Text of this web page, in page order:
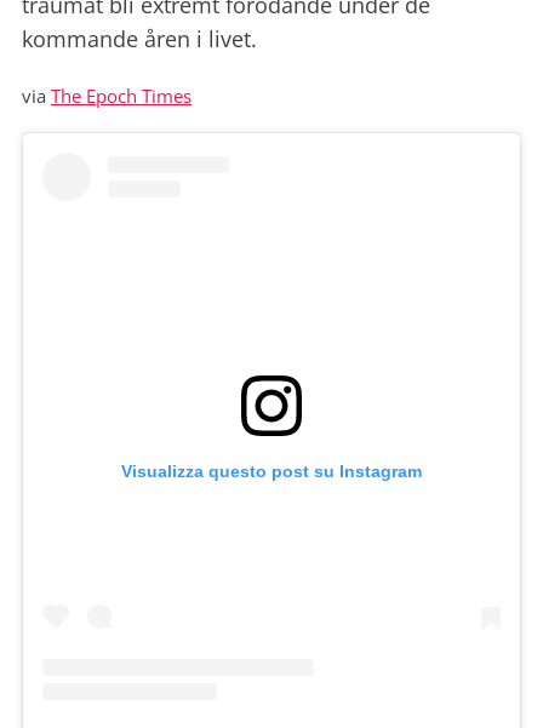
kommande åren i livet.
via The Epoch Times
Visualizza questo post su Instagram